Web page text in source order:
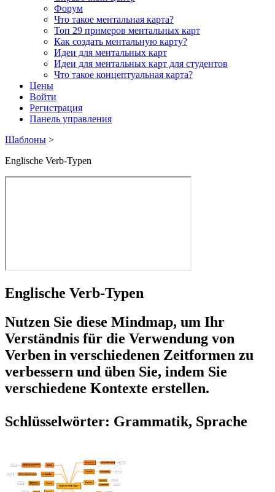
Форум
Что такое ментальная карта?
Топ 29 примеров ментальных карт
Как создать ментальную карту?
Идеи для ментальных карт
Идеи для ментальных карт для студентов
Что такое концептуальная карта?
Цены
Войти
Регистрация
Панель управления
Шаблоны >
Englische Verb-Typen
Englische Verb-Typen
Nutzen Sie diese Mindmap, um Ihr
Verständnis für die Verwendung von
Verben in verschiedenen Zeitformen zu
verbessern und üben Sie, indem Sie
verschiedene Kontexte erstellen.
Schlüsselwörter: Grammatik, Sprache